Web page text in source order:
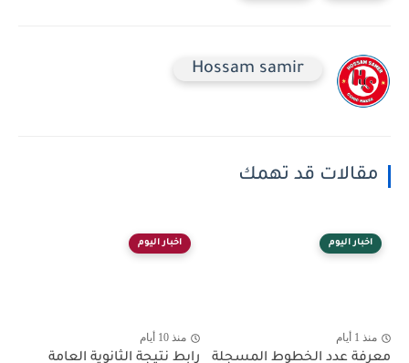
Hossam samir
مقالات قد تهمك
اخبار اليوم
منذ 1 أيام
معرفة عدد الخطوط المسجلة
اخبار اليوم
منذ 10 أيام
رابط نتيجة الثانوية العامة